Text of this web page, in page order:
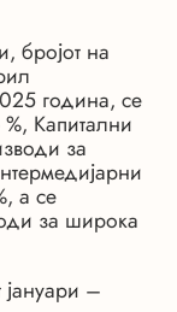
бројот на
година, се
Капитални
за
а се
за широка
јануари –